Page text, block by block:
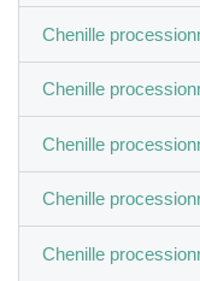
Chenille
Chenille
Chenille
Chenille
Chenille